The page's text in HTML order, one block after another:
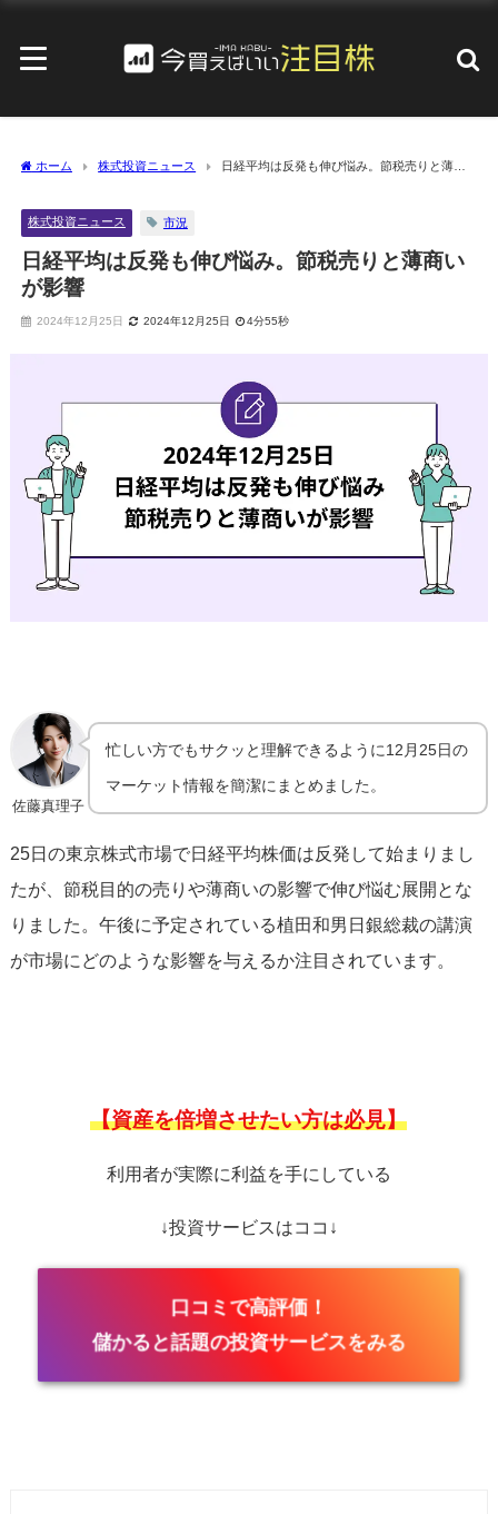
ホーム 株式投資ニュース
日経平均は反発も伸び悩み。節税売りと薄商
株式投資ニュース 市況
日経平均は反発も伸び悩み。節税売りと薄商い
が影響
2024年12月25日 2024年12月25日 4分55秒
佐藤真理子
忙しい方でもサクッと理解できるように12月25日の
マーケット情報を簡潔にまとめました。
25日の東京株式市場で日経平均株価は反発して始まりまし
たが、節税目的の売りや薄商いの影響で伸び悩む展開とな
りました。午後に予定されている植田和男日銀総裁の講演
が市場にどのような影響を与えるか注目されています。
【資産を倍増させたい方は必見】
利用者が実際に利益を手にしている
↓投資サービスはココ↓
口コミで高評価！
儲かると話題の投資サービスをみる